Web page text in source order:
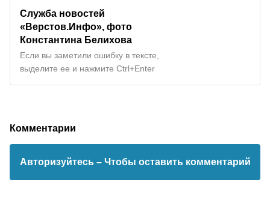
Служба новостей
«Верстов.Инфо», фото
Константина Белихова
Если вы заметили ошибку в тексте,
выделите ее и нажмите Ctrl+Enter
Комментарии
Авторизуйтесь – Чтобы оставить комментарий